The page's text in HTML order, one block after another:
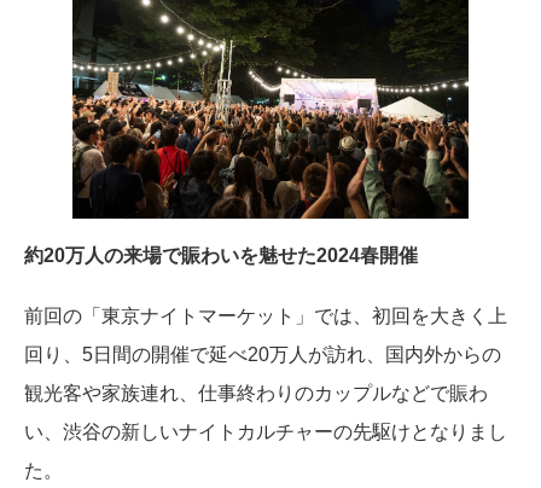
約20万人の来場で賑わいを魅せた2024春開催
前回の「東京ナイトマーケット」では、初回を大きく上
回り、5日間の開催で延べ20万人が訪れ、国内外からの
観光客や家族連れ、仕事終わりのカップルなどで賑わ
い、渋谷の新しいナイトカルチャーの先駆けとなりまし
た。